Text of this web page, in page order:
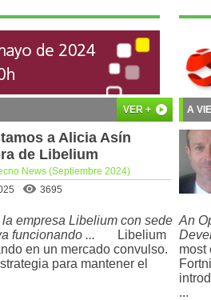
VER +
a Alicia Asín
de Libelium
News (Septiembre 2024)
3695
empresa Libelium con sede
funcionando ...
Libelium
en un mercado convulso.
para mantener el
A
An
most
...